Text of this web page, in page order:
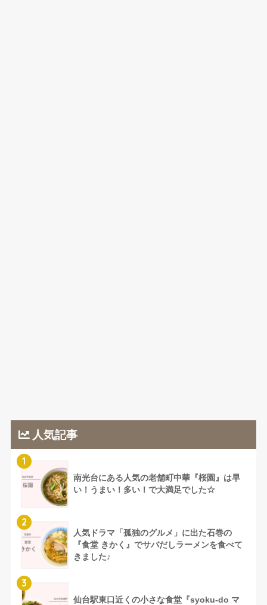
人気記事
1
南光台にある人気の老舗町中華『桜園』は早
い！うまい！多い！で大満足でした☆
2
人気ドラマ「孤独のグルメ」に出た石巻の
『食堂 きかく』でサバだしラーメンを食べて
きました♪
3
仙台駅東口近くの小さな食堂『syoku-do マ